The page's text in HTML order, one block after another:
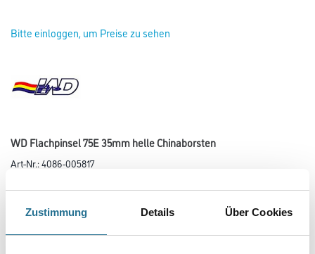
Zustimmung Details Über Cookies
Bitte einloggen, um Preise zu sehen
WD Flachpinsel 75E 35mm helle Chinaborsten
Art-Nr.:4086-005817
Größe